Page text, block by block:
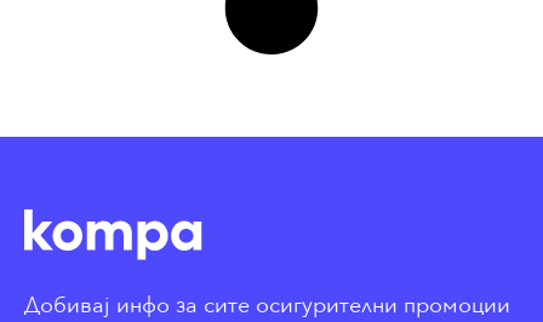
Добивај инфо за сите осигурителни промоции